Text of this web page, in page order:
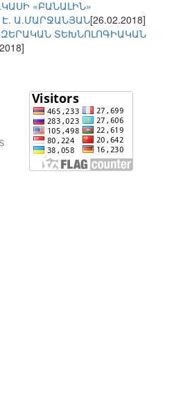
«ԲԱՆԱԼԻՆ»
Ա.ՄԱՐՋԱՆՅԱՆ[26.02.2018]
ՏԵԽՆՈԼՈԳԻԱԿԱՆ